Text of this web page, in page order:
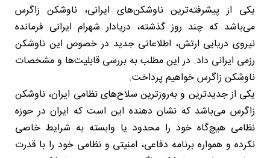
یکی از پیشرفته‌ترین ناوشکن‌های ایرانی، ناوشکن زاگرس
می‌باشد که چند روز گذشته، دریادار شهرام ایرانی فرمانده
نیروی دریایی ارتش، اطلاعاتی جدید در خصوص این ناوشکن
رزمی ایرانی داد. در این مطلب به بررسی قابلیت‌ها و مشخصات
ناوشکن زاگرس خواهیم پرداخت.
یکی از جدیدترین و به‌روزترین سلاح‌های نظامی ایران، ناوشکن
زاگرس می‌باشد که نشان دهنده این است که ایران در حوزه
نظامی هیچ‌گاه خود را محدود یا وابسته به شرایط خاصی
نکرده و همواره برنامه دفاعی، امنیتی و نظامی خود را با قدرت